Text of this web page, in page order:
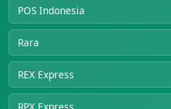
POS Indonesia
Rara
REX Express
RPX Express